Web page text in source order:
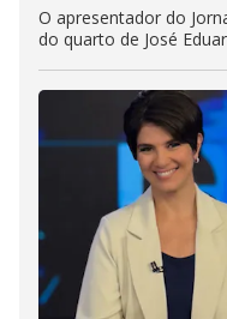
O apresentador do
do quarto de José